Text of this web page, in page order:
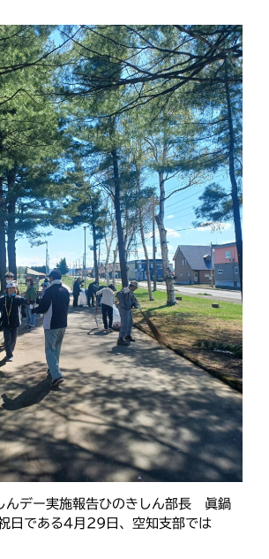
んデー実施報告ひのきしん部長 眞鍋
日である4月29日、空知支部では